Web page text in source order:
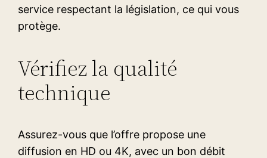
service respectant la législation, ce qui vous
protège.
Vérifiez la qualité
technique
Assurez-vous que l’offre propose une
diffusion en HD ou 4K, avec un bon débit